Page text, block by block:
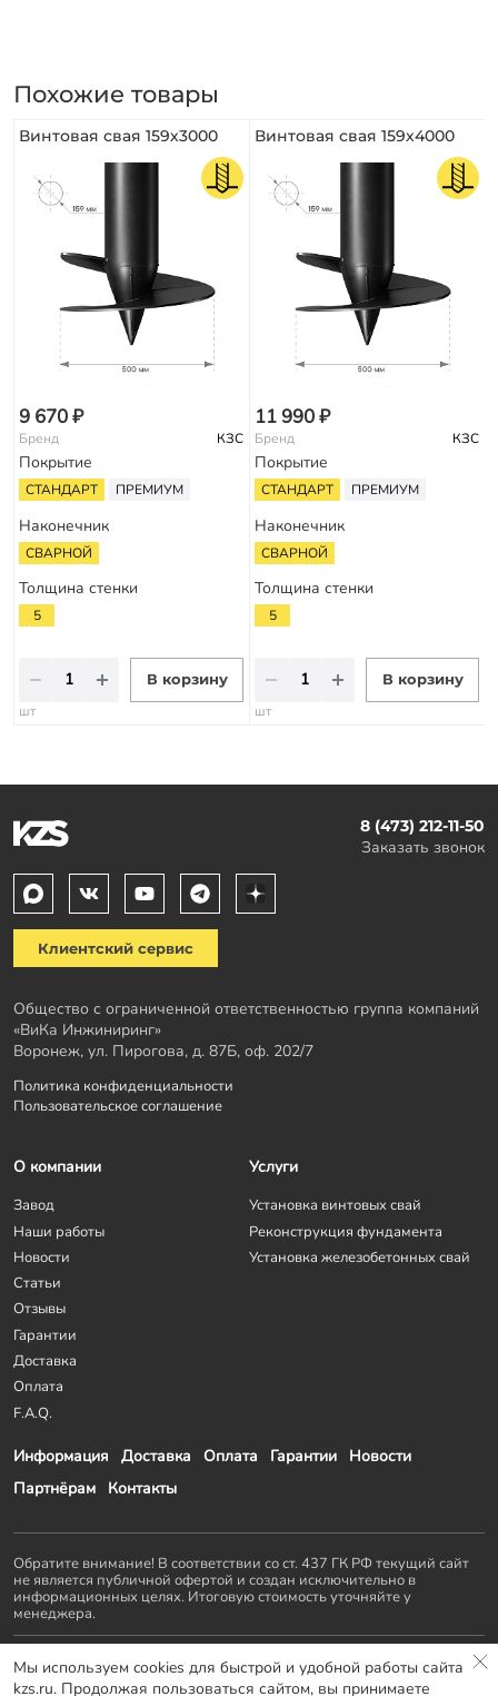
Похожие товары
Винтовая свая 159х3000
9 670 ₽
Бренд КЗС
Покрытие
СТАНДАРТ ПРЕМИУМ
Наконечник
СВАРНОЙ
Толщина стенки
5
В корзину
шт
Винтовая свая 159х4000
11 990 ₽
Бренд КЗС
Покрытие
СТАНДАРТ ПРЕМИУМ
Наконечник
СВАРНОЙ
Толщина стенки
5
В корзину
шт
8 (473) 212-11-50
Заказать звонок
Клиентский сервис
Общество с ограниченной ответственностью группа компаний
«ВиКа Инжиниринг»
Воронеж, ул. Пирогова, д. 87Б, оф. 202/7
Политика конфиденциальности
Пользовательское соглашение
Информация Доставка Оплата Гарантии
Новости
Партнёрам
Контакты
О компании
Завод
Наши работы
Новости
Статьи
Отзывы
Гарантии
Доставка
Оплата
F.A.Q.
Услуги
Установка винтовых свай
Реконструкция фундамента
Установка железобетонных свай
Обратите внимание! В соответствии со ст. 437 ГК РФ текущий сайт
не является публичной офертой и создан исключительно в
информационных целях. Итоговую стоимость уточняйте у
менеджера.
Остальные проекты KZS GROUP
Домостроение
Заборы и ворота Септики Террасы
Мы используем cookies для быстрой и удобной работы сайта
kzs.ru. Продолжая пользоваться сайтом, вы принимаете